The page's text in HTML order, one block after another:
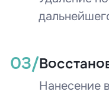
03/
Нанесение